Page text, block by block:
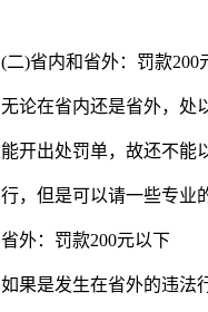
(二)省内和省外：罚款200
无论在省内还是省外，处
能开出处罚单，故还不能
行，但是可以请一些专业
省外：罚款200元以下
如果是发生在省外的违法